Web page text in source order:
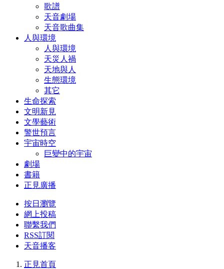
歌譜
天音劇場
天音歌曲集
人與環境
人與環境
天災人禍
天地與人
生態環境
其它
生命探索
文明新見
文學藝術
警世預言
宇宙時空
巨變中的宇宙
劇場
書籍
正見廣播
按日瀏覽
網上投稿
聯繫我們
RSS訂閱
天音播客
正見首頁